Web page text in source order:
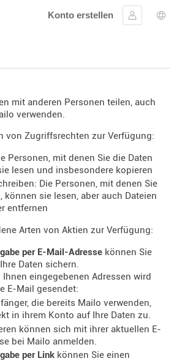
Konto erstellen
Anmelden
mit anderen Personen teilen, auch
verwenden.
von Zugriffsrechten zur Verfügung:
Personen, mit denen Sie die Daten
lesen und insbesondere kopieren
Die Personen, mit denen Sie
können sie lesen, aber auch Dateien
entfernen
Arten von Aktien zur Verfügung:
per E-Mail-Adresse können Sie
Daten sichern.
eingegebenen Adressen wird
E-Mail gesendet:
die bereits Mailo verwenden,
in ihrem Konto auf Ihre Daten zu.
können sich mit ihrer aktuellen E-
bei Mailo anmelden.
per Link können Sie einen